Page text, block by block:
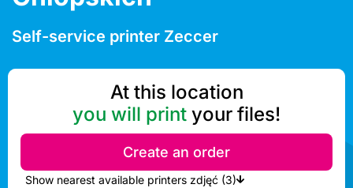
Self-service printer Zeccer
At this location
you will print your files!
Create an order
Show nearest available printers zdjęć (3)